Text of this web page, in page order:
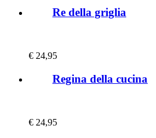
Re della griglia
€ 24,95
Regina della cucina
€ 24,95